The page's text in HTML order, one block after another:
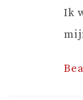
Ik